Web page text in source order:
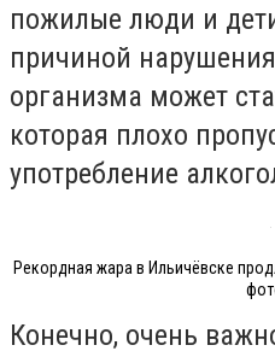
пожилые люди и
причиной
организма может
которая плохо
употребление
Рекордная жара в Ильичёвске
Конечно, очень